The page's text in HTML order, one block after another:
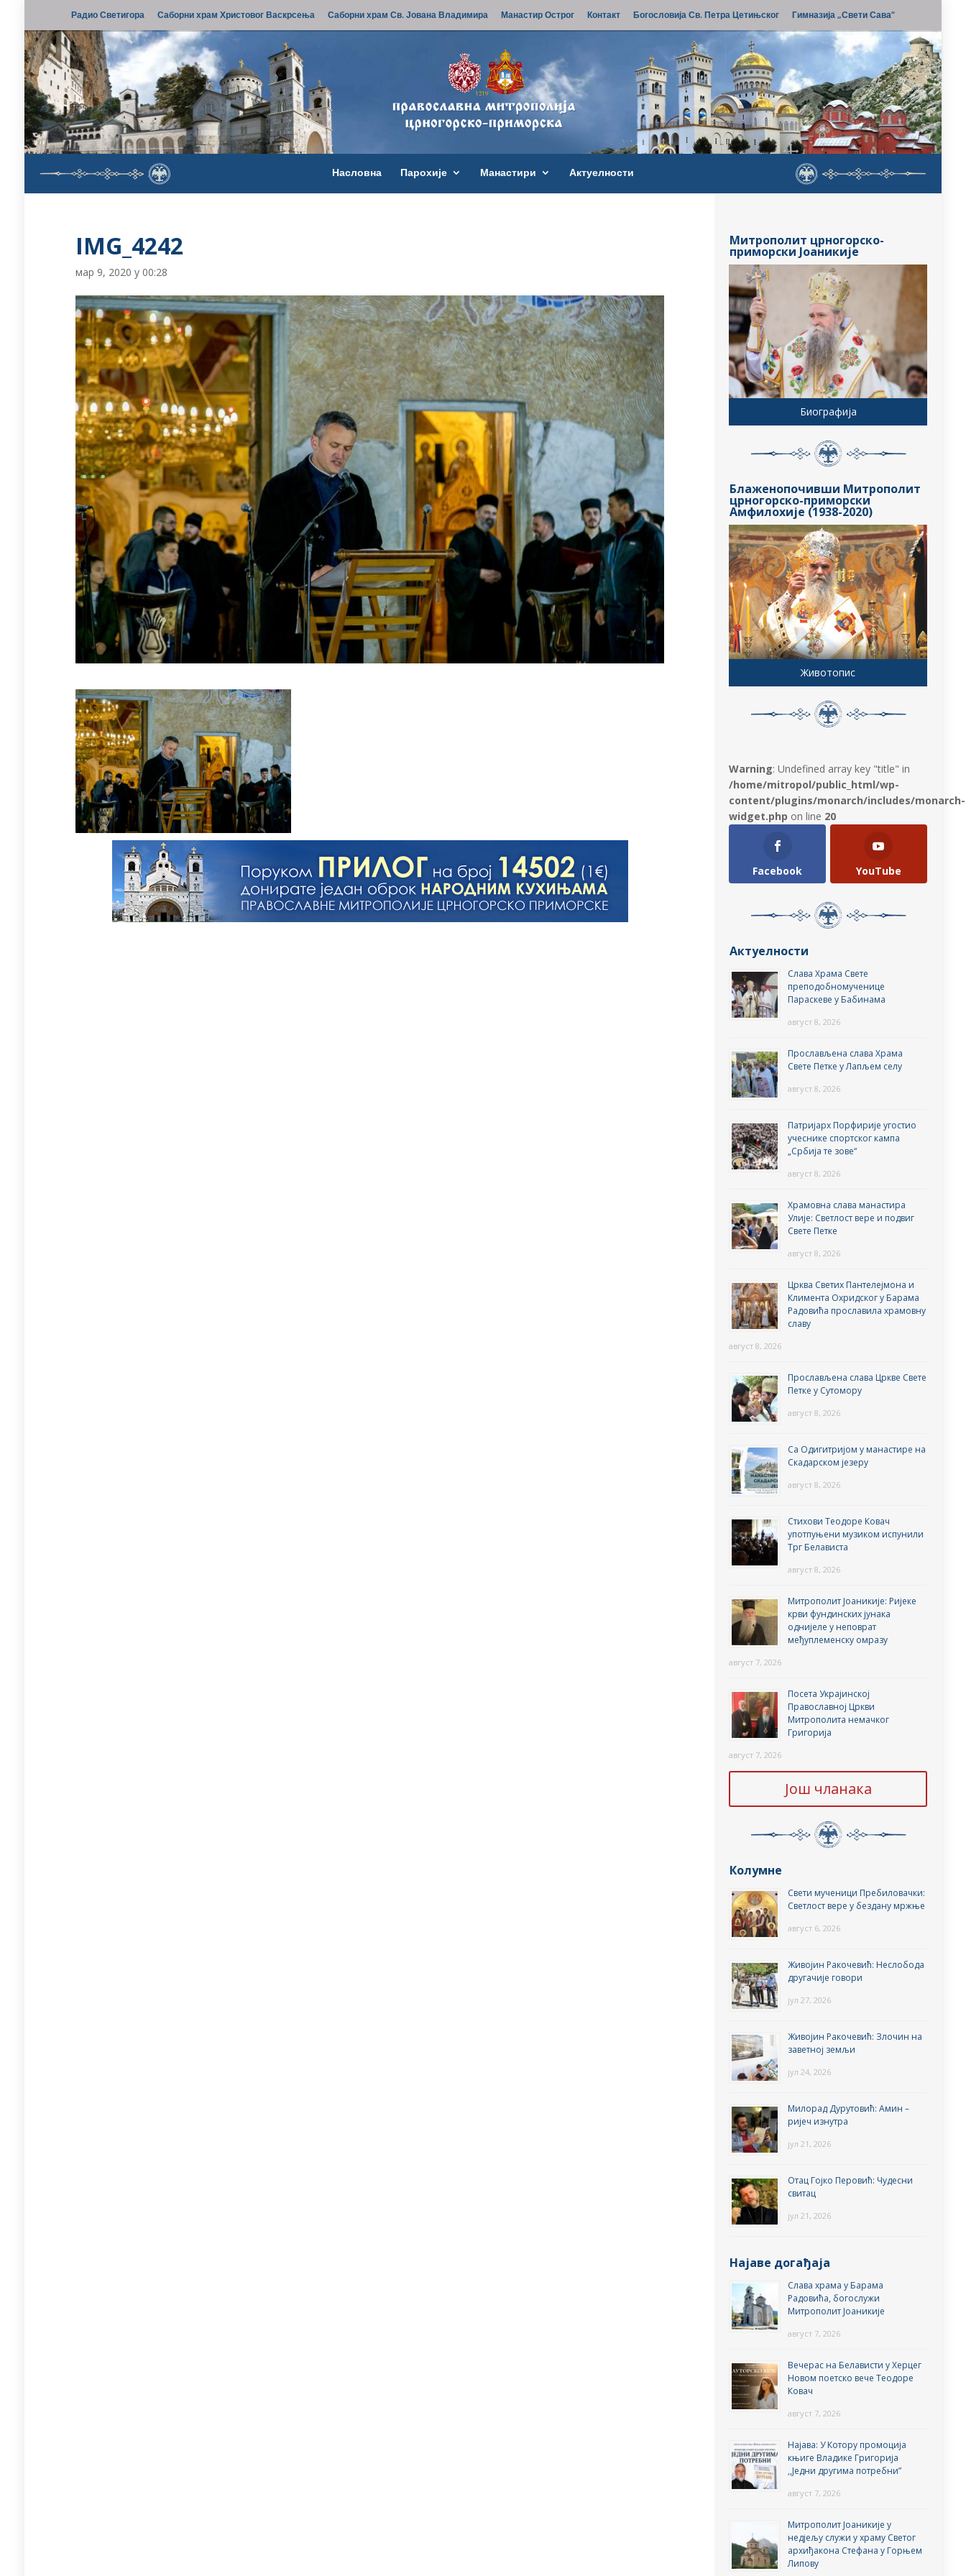
Радио Светигора Саборни храм Христовог Васкрсења Саборни храм Св. Јована Владимира Манастир Острог Контакт Богословија Св. Петра Цетињског Гимназија „Свети Сава“
Насловна Парохије Манастири Актуелности
IMG_4242
мар 9, 2020 у 00:28
Митрополит црногорско-
приморски Јоаникије
Биографија
Блаженопочивши Митрополит
црногорско-приморски
Амфилохије (1938-2020)
Животопис
Warning: Undefined array key "title" in
/home/mitropol/public_html/wp-
content/plugins/monarch/includes/monarch-
widget.php on line 20
Facebook YouTube
Актуелности
Слава Храма Свете
преподобномученице
Параскеве у Бабинама
август 8, 2026
Прослављена слава Храма
Свете Петке у Лапљем селу
август 8, 2026
Патријарх Порфирије угостио
учеснике спортског кампа
„Србија те зове“
август 8, 2026
Храмовна слава манастира
Улије: Светлост вере и подвиг
Свете Петке
август 8, 2026
Црква Светих Пантелејмона и
Климента Охридског у Барама
Радовића прославила храмовну
славу
август 8, 2026
Прослављена слава Цркве Свете
Петке у Сутомору
август 8, 2026
Са Одигитријом у манастире на
Скадарском језеру
август 8, 2026
Стихови Теодоре Ковач
употпуњени музиком испунили
Трг Белависта
август 8, 2026
Митрополит Јоаникије: Ријеке
крви фундинских јунака
однијеле у неповрат
међуплеменску омразу
август 7, 2026
Посета Украјинској
Православној Цркви
Митрополита немачког
Григорија
август 7, 2026
Још чланака
Колумне
Свети мученици Пребиловачки:
Светлост вере у бездану мржње
август 6, 2026
Живојин Ракочевић: Неслобода
другачије говори
јул 27, 2026
Живојин Ракочевић: Злочин на
заветној земљи
јул 24, 2026
Милорад Дурутовић: Амин –
ријеч изнутра
јул 21, 2026
Отац Гојко Перовић: Чудесни
свитац
јул 21, 2026
Најаве догађаја
Слава храма у Барама
Радовића, богослужи
Митрополит Јоаникије
август 7, 2026
Вечерас на Белависти у Херцег
Новом поетско вече Теодоре
Ковач
август 7, 2026
Најава: У Котору промоција
књиге Владике Григорија
,,Једни другима потребни”
август 7, 2026
Митрополит Јоаникије у
недјељу служи у храму Светог
архиђакона Стефана у Горњем
Липову